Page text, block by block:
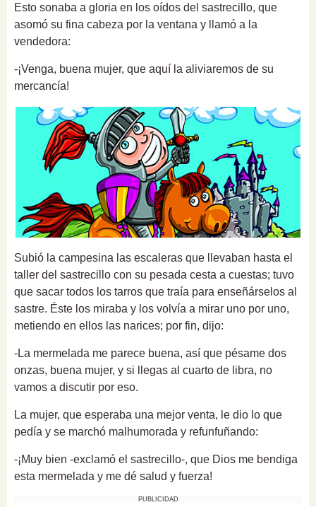
Esto sonaba a gloria en los oídos del sastrecillo, que
asomó su fina cabeza por la ventana y llamó a la
vendedora:
-¡Venga, buena mujer, que aquí la aliviaremos de su
mercancía!
Subió la campesina las escaleras que llevaban hasta el
taller del sastrecillo con su pesada cesta a cuestas; tuvo
que sacar todos los tarros que traía para enseñárselos al
sastre. Éste los miraba y los volvía a mirar uno por uno,
metiendo en ellos las narices; por fin, dijo:
-La mermelada me parece buena, así que pésame dos
onzas, buena mujer, y si llegas al cuarto de libra, no
vamos a discutir por eso.
La mujer, que esperaba una mejor venta, le dio lo que
pedía y se marchó malhumorada y refunfuñando:
-¡Muy bien -exclamó el sastrecillo-, que Dios me bendiga
esta mermelada y me dé salud y fuerza!
PUBLICIDAD